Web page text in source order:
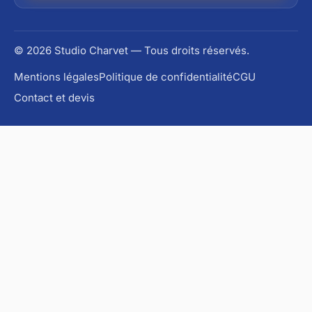
© 2026 Studio Charvet — Tous droits réservés.
Mentions légalesPolitique de confidentialitéCGU
Contact et devis